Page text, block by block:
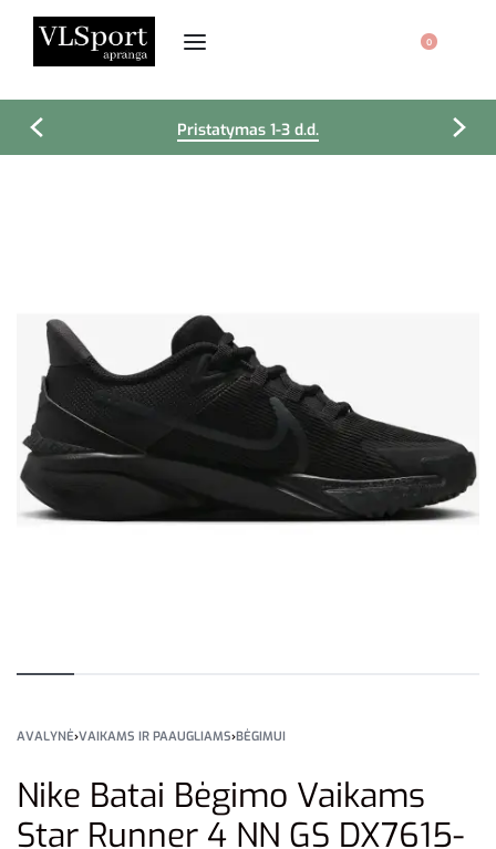
0
Pristatymas 1-3 d.d.
AVALYNĖ›VAIKAMS IR PAAUGLIAMS›BĖGIMUI
Nike Batai Bėgimo Vaikams
Star Runner 4 NN GS DX7615-